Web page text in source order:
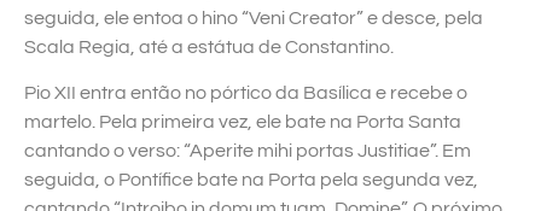
seguida, ele entoa o hino “Veni Creator” e desce, pela
Scala Regia, até a estátua de Constantino.
Pio XII entra então no pórtico da Basílica e recebe o
martelo. Pela primeira vez, ele bate na Porta Santa
cantando o verso: “Aperite mihi portas Justitiae”. Em
seguida, o Pontífice bate na Porta pela segunda vez,